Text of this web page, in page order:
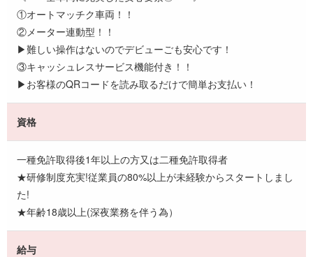
①オートマッチク車両！！
②メーター連動型！！
▶難しい操作はないのでデビューごも安心です！
③キャッシュレスサービス機能付き！！
▶お客様のQRコードを読み取るだけで簡単お支払い！
資格
一種免許取得後1年以上の方又は二種免許取得者
★研修制度充実!従業員の80%以上が未経験からスタートしまし
た!
★年齢18歳以上(深夜業務を伴う為）
給与